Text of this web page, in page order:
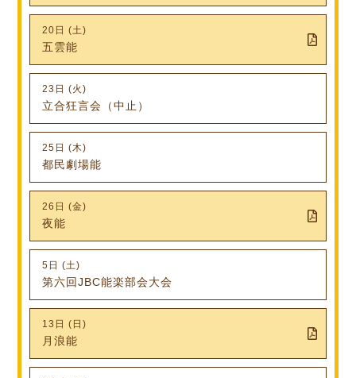
20日 (土)
五雲能
23日 (火)
立合狂言会（中止）
25日 (木)
都民劇場能
26日 (金)
夜能
5日 (土)
第六回JBC能楽部会大会
13日 (日)
月浪能